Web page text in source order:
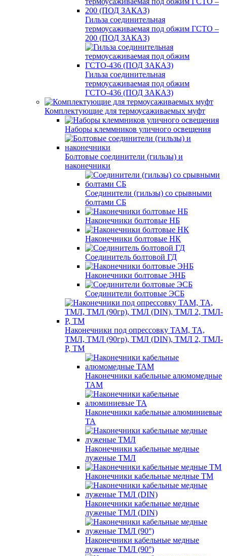
Гильза соединительная
термоусаживаемая под обжим ГСТО –
200 (ПОД ЗАКАЗ)
Гильза соединительная
термоусаживаемая под обжим
ГСТО-436 (ПОД ЗАКАЗ)
Комплектующие для термоусаживаемых муфт
Наборы клеммников уличного освещения
Болтовые соединители (гильзы) и
наконечники
Соединители (гильзы) со срывными
болтами СБ
Наконечники болтовые НБ
Наконечники болтовые НК
Соединитель болтовой ГД
Наконечники болтовые ЭНБ
Соединители болтовые ЭСБ
Наконечники под опрессовку ТАМ, ТА,
ТМЛ, ТМЛ (90гр), ТМЛ (DIN), ТМЛ 2, ТМЛ-
Р, ТМ
Наконечники кабельные алюмомедные
ТАМ
Наконечники кабельные алюминиевые
ТА
Наконечники кабельные медные
луженые ТМЛ
Наконечники кабельные медные ТМ
Наконечники кабельные медные
луженые ТМЛ (DIN)
Наконечники кабельные медные
луженые ТМЛ (90°)